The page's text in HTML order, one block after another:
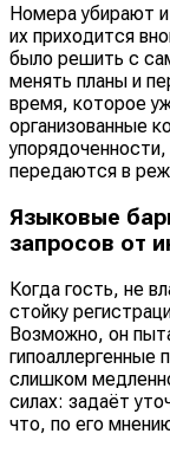
Номера убирают
их приходится
было решить с
менять планы и
время, которое
организованные
передаются в
Языковые
запросов от
Когда гость, не
стойку
Возможно, он
гипоаллергенные
слишком
силах: задаёт
что, по его